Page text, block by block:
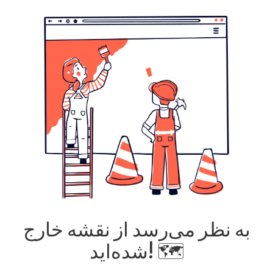
به نظر می‌رسد از نقشه خارج
شده‌اید! 🗺️